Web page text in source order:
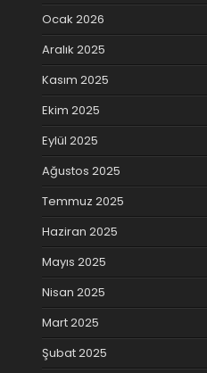
Ocak 2026
Aralık 2025
Kasım 2025
Ekim 2025
Eylül 2025
Ağustos 2025
Temmuz 2025
Haziran 2025
Mayıs 2025
Nisan 2025
Mart 2025
Şubat 2025